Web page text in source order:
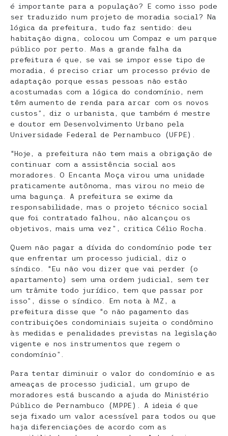
é importante para a população? E como isso pode
ser traduzido num projeto de moradia social? Na
lógica da prefeitura, tudo faz sentido: deu
habitação digna, colocou um Compaz e um parque
público por perto. Mas a grande falha da
prefeitura é que, se vai se impor esse tipo de
moradia, é preciso criar um processo prévio de
adaptação porque essas pessoas não estão
acostumadas com a lógica do condomínio, nem
têm aumento de renda para arcar com os novos
custos”, diz o urbanista, que também é mestre
e doutor em Desenvolvimento Urbano pela
Universidade Federal de Pernambuco (UFPE).
“Hoje, a prefeitura não tem mais a obrigação de
continuar com a assistência social aos
moradores. O Encanta Moça virou uma unidade
praticamente autônoma, mas virou no meio de
uma bagunça. A prefeitura se exime da
responsabilidade, mas o projeto técnico social
que foi contratado falhou, não alcançou os
objetivos, mais uma vez”, critica Célio Rocha.
Quem não pagar a dívida do condomínio pode ter
que enfrentar um processo judicial, diz o
síndico. “Eu não vou dizer que vai perder (o
apartamento) sem uma ordem judicial, sem ter
um trâmite todo jurídico, tem que passar por
isso”, disse o síndico. Em nota à MZ, a
prefeitura disse que “o não pagamento das
contribuições condominiais sujeita o condômino
às medidas e penalidades previstas na legislação
vigente e nos instrumentos que regem o
condomínio”.
Para tentar diminuir o valor do condomínio e as
ameaças de processo judicial, um grupo de
moradores está buscando a ajuda do Ministério
Público de Pernambuco (MPPE). A ideia é que
seja fixado um valor acessível para todos ou que
haja diferenciações de acordo com as